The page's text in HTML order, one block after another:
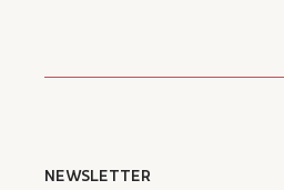
NEWSLETTER